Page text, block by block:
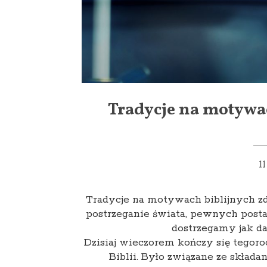
Tradycje na
Tradycje na motywach biblijnych
postrzeganie świata, pewnych
dostrzegamy jak
Dzisiaj wieczorem kończy się
Biblii. Było związane ze